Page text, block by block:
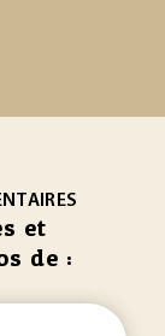
et
de :